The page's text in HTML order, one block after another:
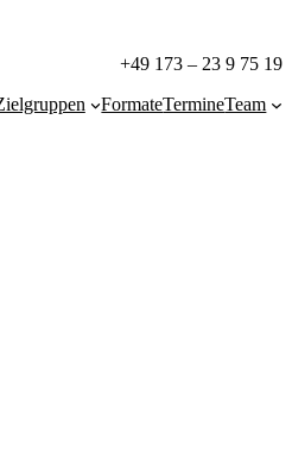
+49 173 – 23 9 75 19
FormateTermineTeam